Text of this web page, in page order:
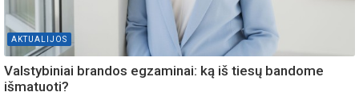
AKTUALIJOS
Valstybiniai brandos egzaminai: ką iš tiesų bandome
išmatuoti?